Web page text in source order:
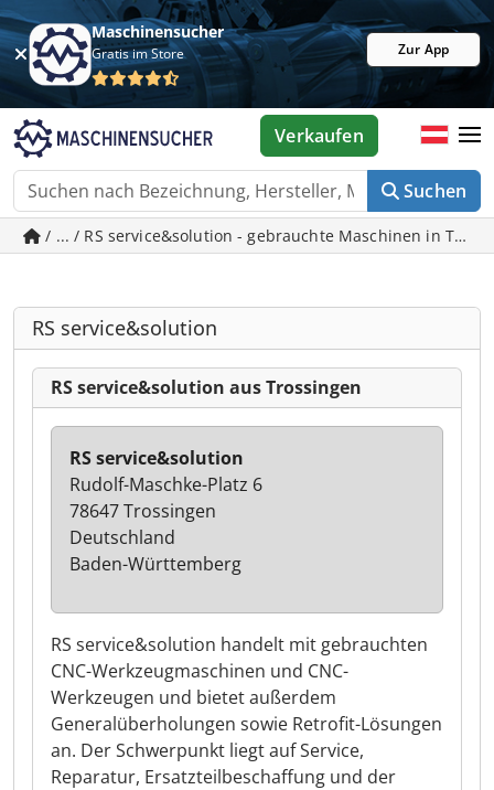
Maschinensucher
Gratis im Store Zur App
Suchen
Verkaufen
/ ... / RS service&solution - gebrauchte Maschinen in
RS service&solution
RS service&solution aus Trossingen
RS service&solution handelt mit gebrauchten
CNC-Werkzeugmaschinen und CNC-
Werkzeugen und bietet außerdem
Generalüberholungen sowie Retrofit-Lösungen
an. Der Schwerpunkt liegt auf Service,
Reparatur, Ersatzteilbeschaffung und der
RS service&solution
Rudolf-Maschke-Platz 6
78647 Trossingen
Deutschland
Baden-Württemberg